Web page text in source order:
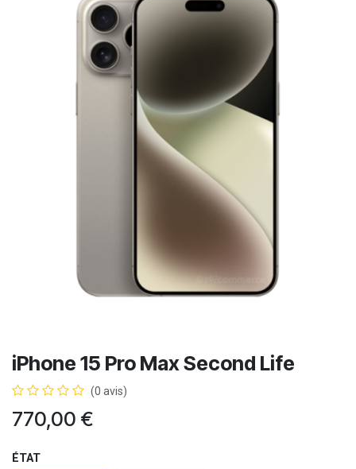
iPhone 15 Pro Max Second Life
(0 avis)
770,00 €
ÉTAT